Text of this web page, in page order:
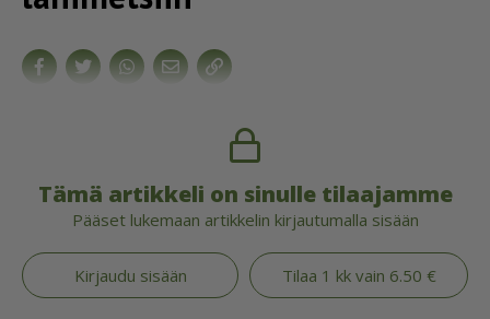
Tämä artikkeli on sinulle tilaajamme
Pääset lukemaan artikkelin kirjautumalla sisään
Kirjaudu sisään Tilaa 1 kk vain 6.50 €